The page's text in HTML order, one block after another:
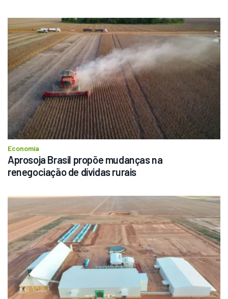
Economia
Aprosoja Brasil propõe mudanças na
renegociação de dívidas rurais